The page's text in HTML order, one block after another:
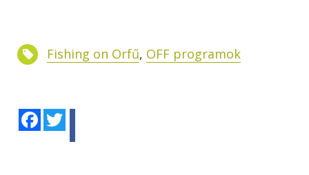
Fishing on Orfű, OFF programok
Facebook